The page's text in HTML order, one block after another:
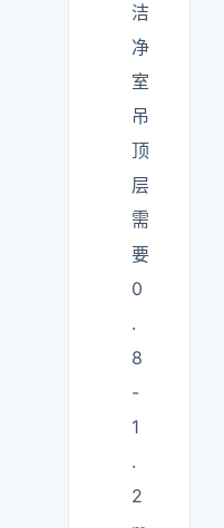
洁
净
室
吊
顶
层
需
要
0
.
8
-
1
.
2